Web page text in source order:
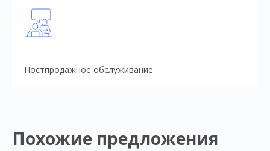
Постпродажное обслуживание
Похожие предложения